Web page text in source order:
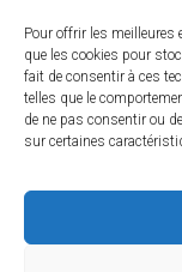
Pour offrir les meilleures
que les cookies pour
fait de consentir à ces
telles que le
de ne pas consentir ou
sur certaines
02 32 46 63
Contact
Horaires
Du lundi au
et de 13h30